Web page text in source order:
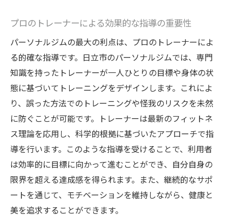
専門トレーナーと共に日立市の自然を活かした
トレーニングの魅力
日立市の自然環境を最大限に活用する方法
アウトドアトレーニングで得られるメリッ
ト
自然の中での運動が心身に与える影響
専門トレーナーが導く外でのエクササイズ
日立市特有の自然スポットでのトレーニン
グ
自然を取り入れたトレーニングプランの例
日立市のパーソナルジムでマイペースに健康を
追求する方法
プロのトレーナーによる効果的な指導の重要性
パーソナルジムの最大の利点は、プロのトレーナーによ
る的確な指導です。日立市のパーソナルジムでは、専門
知識を持ったトレーナーが一人ひとりの目標や身体の状
態に基づいてトレーニングをデザインします。これによ
り、誤った方法でのトレーニングや怪我のリスクを未然
に防ぐことが可能です。トレーナーは最新のフィットネ
ス理論を応用し、科学的根拠に基づいたアプローチで指
導を行います。このような指導を受けることで、利用者
は効率的に目標に向かって進むことができ、自分自身の
限界を超える達成感を得られます。また、継続的なサポ
ートを通じて、モチベーションを維持しながら、健康と
美を追求することができます。